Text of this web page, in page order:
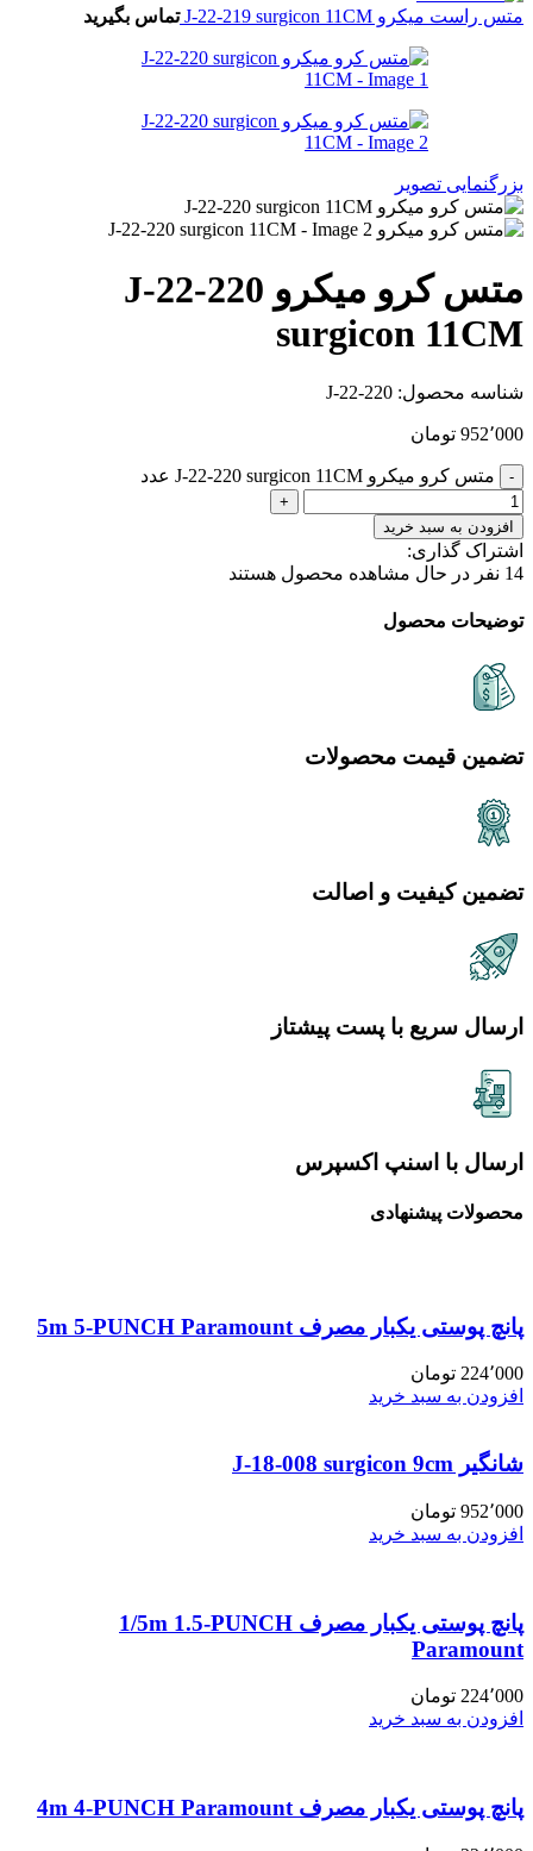
متس راست میکرو J-22-219 surgicon 11CM تماس بگیرید
بزرگنمایی تصویر
متس کرو میکرو J-22-220
surgicon 11CM
شناسه محصول: J-22-220
952٬000 تومان
متس کرو میکرو J-22-220 surgicon 11CM عدد
افزودن به سبد خرید
اشتراک گذاری:
14 نفر در حال مشاهده محصول هستند
توضیحات محصول
تضمین قیمت محصولات
تضمین کیفیت و اصالت
ارسال سریع با پست پیشتاز
ارسال با اسنپ اکسپرس
محصولات پیشنهادی
پانچ پوستی یکبار مصرف 5m 5-PUNCH Paramount
224٬000 تومان
افزودن به سبد خرید
شانگیر J-18-008 surgicon 9cm
952٬000 تومان
افزودن به سبد خرید
پانچ پوستی یکبار مصرف 1/5m 1.5-PUNCH
Paramount
224٬000 تومان
افزودن به سبد خرید
پانچ پوستی یکبار مصرف 4m 4-PUNCH Paramount